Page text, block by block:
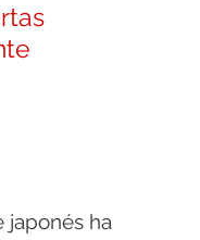
japonés ha